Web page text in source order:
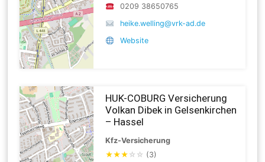
0209 38650765
heike.welling@vrk-ad.de
Website
HUK-COBURG Versicherung
Volkan Dibek in Gelsenkirchen
– Hassel
Kfz-Versicherung
★★★ ☆ ☆ (3)